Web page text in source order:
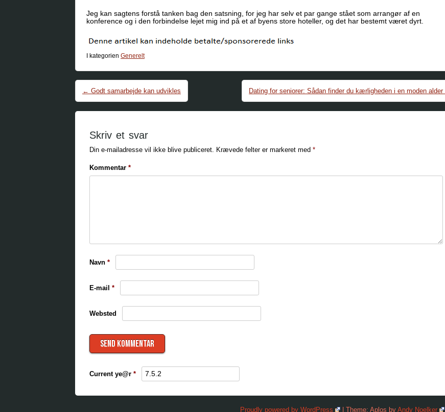
Jeg kan sagtens forstå tanken bag den satsning, for jeg har selv et par gange stået som arrangør af en
konference og i den forbindelse lejet mig ind på et af byens store hoteller, og det har bestemt været dyrt.
I kategorien Generelt
Post navigation
← Godt samarbejde kan udvikles Dating for seniorer: Sådan finder du kærligheden i en moden alder
Skriv et svar
Din e-mailadresse vil ikke blive publiceret. Krævede felter er markeret med *
Kommentar *
Navn *
E-mail *
Websted
Current ye@r *
Proudly powered by WordPress Theme: Aplos by Andy Noelker .